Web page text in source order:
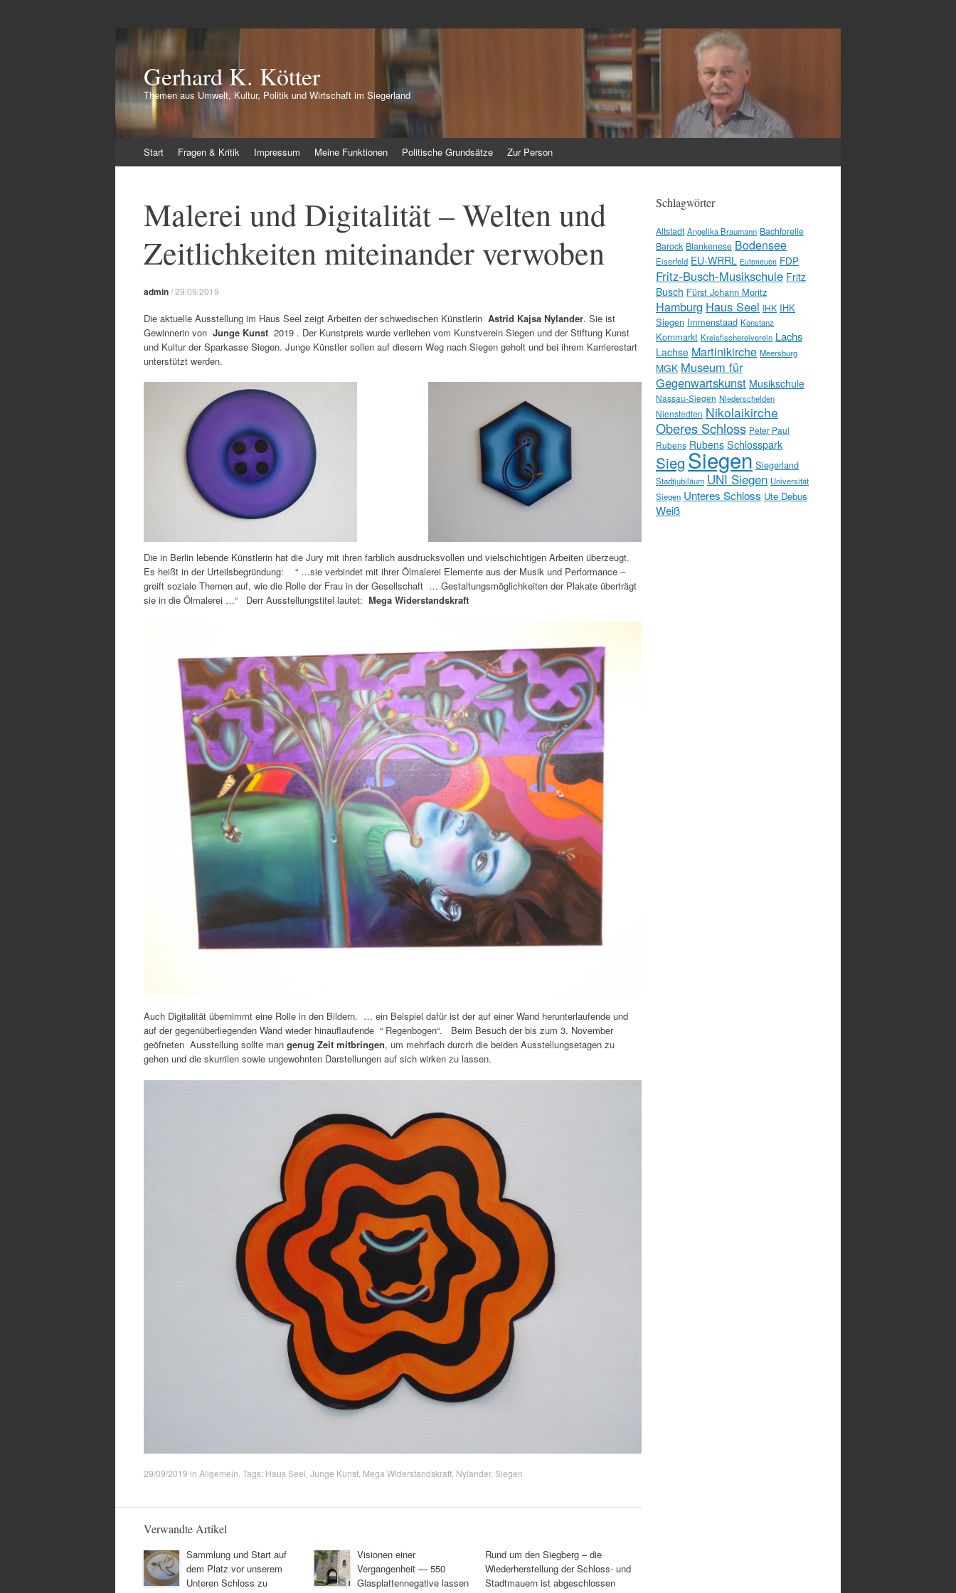
Gerhard K. Kötter
Themen aus Umwelt, Kultur, Politik und Wirtschaft im Siegerland
Inhalt
Start Fragen & Kritik Impressum Meine Funktionen Politische Grundsätze Zur Person
Malerei und Digitalität – Welten und
Zeitlichkeiten miteinander verwoben
admin/29/09/2019
Die aktuelle Ausstellung im Haus Seel zeigt Arbeiten der schwedischen Künstlerin Astrid Kajsa Nylander. Sie ist
Gewinnerin von Junge Kunst 2019 . Der Kunstpreis wurde verliehen vom Kunstverein Siegen und der Stiftung Kunst
und Kultur der Sparkasse Siegen. Junge Künstler sollen auf diesem Weg nach Siegen geholt und bei ihrem Karrierestart
unterstützt werden.
Die in Berlin lebende Künstlerin hat die Jury mit ihren farblich ausdrucksvollen und vielschichtigen Arbeiten überzeugt.
Es heißt in der Urteilsbegründung: “ …sie verbindet mit ihrer Ölmalerei Elemente aus der Musik und Performance –
greift soziale Themen auf, wie die Rolle der Frau in der Gesellschaft … Gestaltungsmöglichkeiten der Plakate überträgt
sie in die Ölmalerei …“ Derr Ausstellungstitel lautet: Mega Widerstandskraft
Auch Digitalität übernimmt eine Rolle in den Bildern. … ein Beispiel dafür ist der auf einer Wand herunterlaufende und
auf der gegenüberliegenden Wand wieder hinauflaufende “ Regenbogen“. Beim Besuch der bis zum 3. November
geöfneten Ausstellung sollte man genug Zeit mitbringen, um mehrfach durcrh die beiden Ausstellungsetagen zu
gehen und die skurrilen sowie ungewohnten Darstellungen auf sich wirken zu lassen.
29/09/2019 in Allgemein . Tags: Haus Seel Junge Kunst Mega Widerstandskraft Nylander, Siegen
Verwandte Artikel
Sammlung und Start auf
dem Platz vor unserem
Unteren Schloss zu
Visionen einer
Vergangenheit — 550
Glasplattennegative lassen
Rund um den Siegberg – die
Wiederherstellung der Schloss- und
Stadtmauern ist abgeschlossen
Schlagwörter
Altstadt Angelika Braumann Bachforelle
Barock Blankenese Bodensee
Eiserfeld EU-WRRL Euteneuen FDP
Fritz-Busch-Musikschule Fritz
Busch Fürst Johann Moritz
Hamburg Haus Seel IHK IHK
Siegen Immenstaad Konstanz
Kornmarkt Kreisfischereiverein Lachs
Lachse Martinikirche Meersburg
MGK Museum für
Gegenwartskunst Musikschule
Nassau-Siegen Niederschelden
Nienstedten Nikolaikirche
Oberes Schloss Peter Paul
Rubens Rubens Schlosspark
Sieg Siegen Siegerland
Stadtjubiläum UNI Siegen Universität
Siegen Unteres Schloss Ute Debus
Weiß